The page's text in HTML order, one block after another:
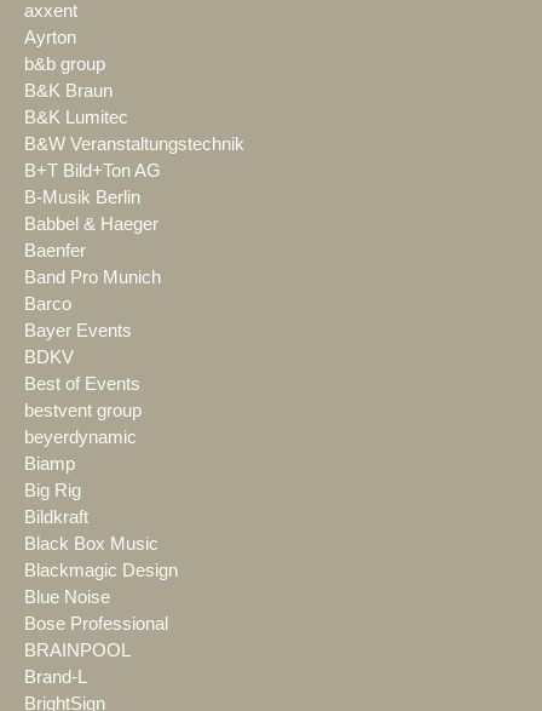
axxent
Ayrton
b&b group
B&K Braun
B&K Lumitec
B&W Veranstaltungstechnik
B+T Bild+Ton AG
B-Musik Berlin
Babbel & Haeger
Baenfer
Band Pro Munich
Barco
Bayer Events
BDKV
Best of Events
bestvent group
beyerdynamic
Biamp
Big Rig
Bildkraft
Black Box Music
Blackmagic Design
Blue Noise
Bose Professional
BRAINPOOL
Brand-L
BrightSign